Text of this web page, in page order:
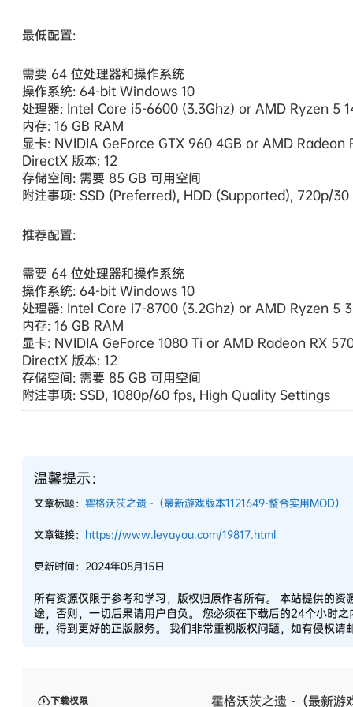
最低配置:
需要 64 位处理器和操作系统
操作系统: 64-bit Windows 10
处理器: Intel Core i5-6600 (3.3Ghz) or AMD Ryzen 5
内存: 16 GB RAM
显卡: NVIDIA GeForce GTX 960 4GB or AMD Radeon
DirectX 版本: 12
存储空间: 需要 85 GB 可用空间
附注事项: SSD (Preferred), HDD (Supported), 720p/
推荐配置:
需要 64 位处理器和操作系统
操作系统: 64-bit Windows 10
处理器: Intel Core i7-8700 (3.2Ghz) or AMD Ryzen 5
内存: 16 GB RAM
显卡: NVIDIA GeForce 1080 Ti or AMD Radeon RX
DirectX 版本: 12
存储空间: 需要 85 GB 可用空间
附注事项: SSD, 1080p/60 fps, High Quality Settings
温馨提示：
文章标题： 霍格沃茨之遗 -（最新游戏版本1121649-整合实用MOD）
文章链接： https://www.leyayou.com/19817.html
更新时间：2024年05月15日
所有资源仅限于参考和学习，版权归原作者所有。 本站提供的
途，否则，一切后果请用户自负。 您必须在下载后的24个小时
册，得到更好的正版服务。 我们非常重视版权问题，如有侵权
下载权限 霍格沃茨之遗 -（最新游